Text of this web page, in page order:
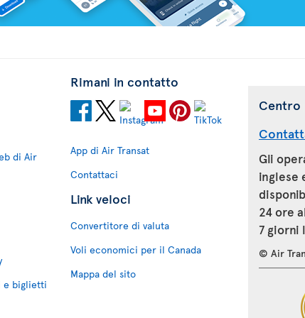
di Air
e biglietti
Rimani in contatto
App di Air Transat
Contattaci
Link veloci
Convertitore di valuta
Voli economici per il Canada
Mappa del sito
Centro
Gli
inglese
24 ore
7 giorni
© Air